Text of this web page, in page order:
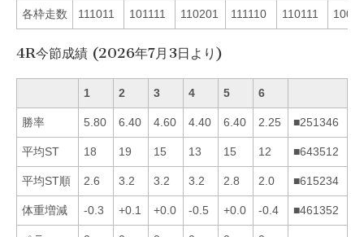
各枠走数 111011 101111 110201 111110 110111
4R今節成績 (2026年7月3日より)
1 2 3 4 5 6
勝率 5.80 6.40 4.60 4.40 6.40 2.25 ■251346
平均ST 18 19 15 13 15 12 ■643512
平均ST順 2.6 3.2 3.2 3.2 2.8 2.0 ■615234
体重増減 -0.3 +0.1 +0.0 -0.5 +0.0 -0.4 ■461352